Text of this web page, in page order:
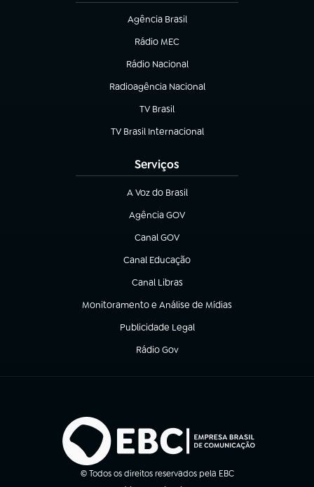
Agência Brasil
(abre em nova aba)
Rádio MEC
(abre em nova aba)
Rádio Nacional
Radioagência Nacional
(abre em nova aba)
TV Brasil
(abre em nova aba)
TV Brasil Internacional
(abre em nova aba)
Serviços
A Voz do Brasil
(abre em nova aba)
Agência GOV
(abre em nova aba)
Canal GOV
(abre em nova aba)
Canal Educação
(abre em nova aba)
Canal Libras
(abre em nova aba)
Monitoramento e Análise de Mídias
(abre em nova aba)
Publicidade Legal
(abre em nova aba)
Rádio Gov
(abre em nova aba)
© Todos os direitos reservados pela EBC